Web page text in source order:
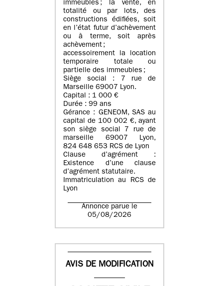
immeubles ; la vente, en
totalité ou par lots, des
constructions édifiées, soit
en l’état futur d’achèvement
ou à terme, soit après
achèvement ;
accessoirement la location
temporaire totale ou
partielle des immeubles ;
Siège social : 7 rue de
Marseille 69007 Lyon.
Capital : 1 000 €
Durée : 99 ans
Gérance : GENEOM, SAS au
capital de 100 002 €, ayant
son siège social 7 rue de
marseille 69007 Lyon,
824 648 653 RCS de Lyon
Clause d’agrément :
Existence d’une clause
d’agrément statutaire.
Immatriculation au RCS de
Lyon
Annonce parue le
05/08/2026
AVIS DE MODIFICATION